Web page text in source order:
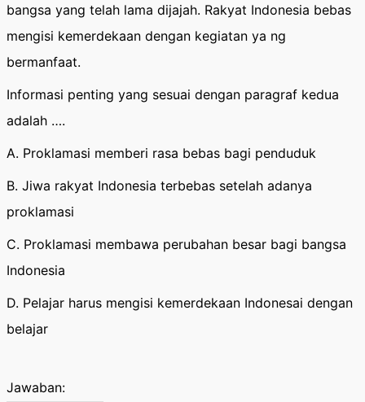
bangsa yang telah lama dijajah. Rakyat Indonesia bebas
mengisi kemerdekaan dengan kegiatan ya ng
bermanfaat.
Informasi penting yang sesuai dengan paragraf kedua
adalah ….
A. Proklamasi memberi rasa bebas bagi penduduk
B. Jiwa rakyat Indonesia terbebas setelah adanya
proklamasi
C. Proklamasi membawa perubahan besar bagi bangsa
Indonesia
D. Pelajar harus mengisi kemerdekaan Indonesai dengan
belajar
Jawaban: